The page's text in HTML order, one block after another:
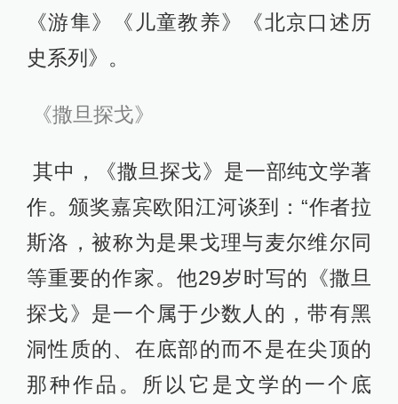
《游隼》《儿童教养》《北京口述历
史系列》。
《撒旦探戈》
其中，《撒旦探戈》是一部纯文学著
作。颁奖嘉宾欧阳江河谈到：“作者拉
斯洛，被称为是果戈理与麦尔维尔同
等重要的作家。他29岁时写的《撒旦
探戈》是一个属于少数人的，带有黑
洞性质的、在底部的而不是在尖顶的
那种作品。所以它是文学的一个底